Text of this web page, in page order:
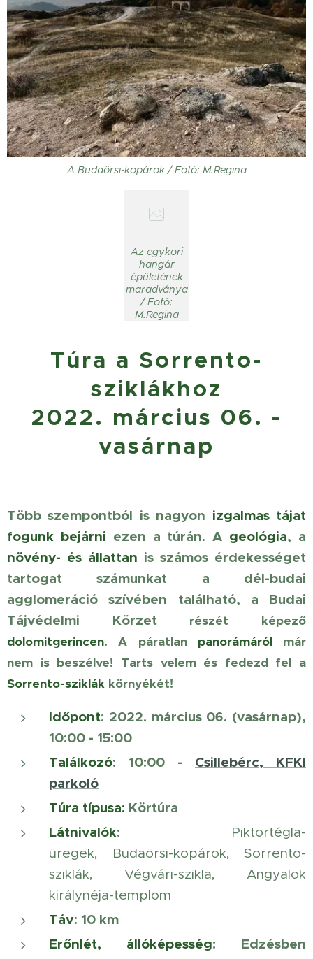
A Budaörsi-kopárok / Fotó: M.Regina
Az egykori
hangár
épületének
maradványa
/ Fotó:
M.Regina
Túra a Sorrento-
sziklákhoz
2022. március 06. -
vasárnap
Több szempontból is nagyon izgalmas tájat
fogunk bejárni ezen a túrán. A geológia, a
növény- és állattan is számos érdekességet
tartogat számunkat a dél-budai
agglomeráció szívében található, a Budai
Tájvédelmi Körzetrészét képező
dolomitgerincen. A páratlan panorámárólmár
nem is beszélve! Tarts velem és fedezd fel a
Sorrento-sziklák környékét!
Időpont: 2022. március 06. (vasárnap),
10:00 - 15:00
Találkozó: 10:00 - Csillebérc, KFKI
parkoló
Túra típusa: Körtúra
Látnivalók: Piktortégla-
üregek, Budaörsi-kopárok, Sorrento-
sziklák, Végvári-szikla, Angyalok
királynéja-templom
Táv: 10 km
Erőnlét, állóképesség: Edzésben